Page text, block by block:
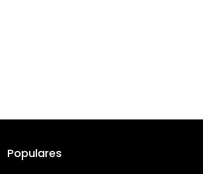
Populares